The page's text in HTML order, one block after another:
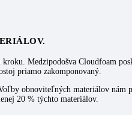
Medzipodošva Cloudfoam
priamo zakomponovaný.
obnoviteľných materiálov nám
20 % týchto materiálov.